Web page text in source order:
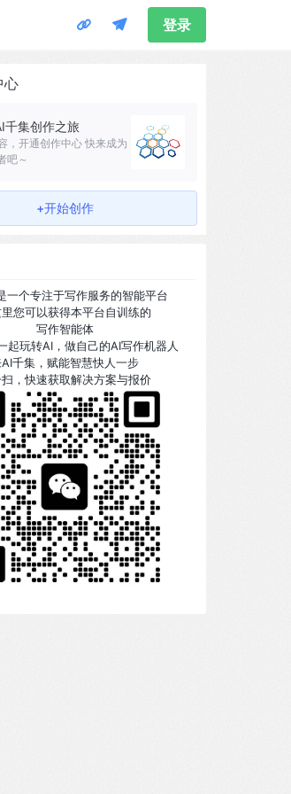
登录
心
千集创作之旅
，开通创作中心 快来成为
吧～
+开始创作
一个专注于写作服务的智能平台
您可以获得本平台自训练的
写作智能体
起玩转AI，做自己的AI写作机器人
千集，赋能智慧快人一步
，快速获取解决方案与报价